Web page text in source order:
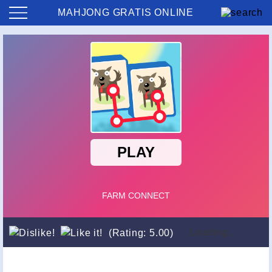
MAHJONG GRATIS ONLINE
(Rating: 5.00) Loading...